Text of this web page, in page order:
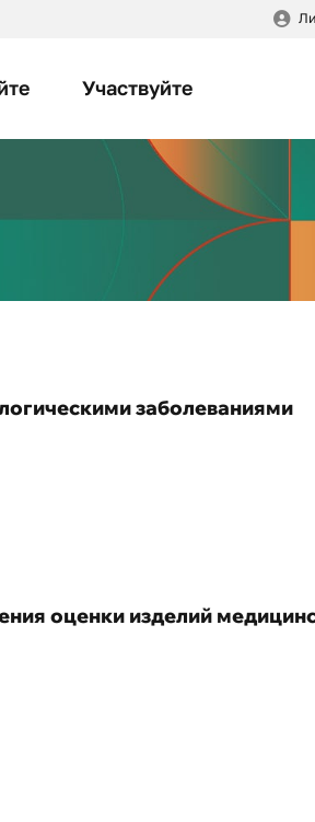
Участвуйте
заболеваниями
оценки изделий